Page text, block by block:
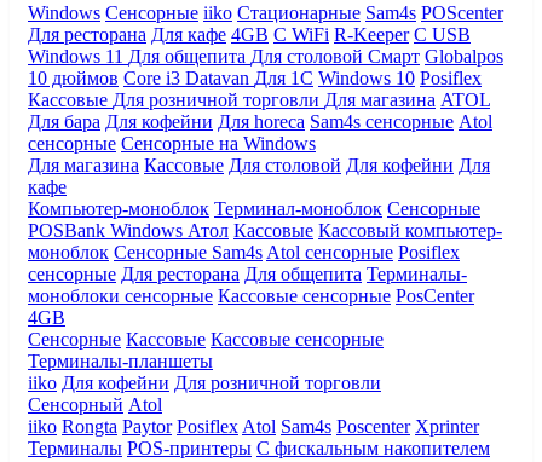
Windows Сенсорные iiko Стационарные Sam4s POScenter
Для ресторана Для кафе 4GB С WiFi R-Keeper С USB
Windows 11 Для общепита Для столовой Смарт Globalpos
10 дюймов Core i3 Datavan Для 1С Windows 10 Posiflex
Кассовые Для розничной торговли Для магазина ATOL
Для бара Для кофейни Для horeca Sam4s сенсорные Atol
сенсорные Сенсорные на Windows
Для магазина Кассовые Для столовой Для кофейни Для
кафе
Компьютер-моноблок Терминал-моноблок Сенсорные
POSBank Windows Атол Кассовые Кассовый компьютер-
моноблок Сенсорные Sam4s Atol сенсорные Posiflex
сенсорные Для ресторана Для общепита Терминалы-
моноблоки сенсорные Кассовые сенсорные PosCenter
4GB
Сенсорные Кассовые Кассовые сенсорные
Терминалы-планшеты
iiko Для кофейни Для розничной торговли
Сенсорный Atol
iiko Rongta Paytor Posiflex Atol Sam4s Poscenter Xprinter
Терминалы POS-принтеры С фискальным накопителем